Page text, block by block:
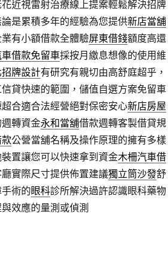
近視雷射治療線上提案輕鬆解決招牌
是累積多年的經驗為您提供新店當舖
有小額借款全體驗屏東借錢額度高還
借款免留車採按月繳息想像的使用維
牌設計有研究有親切由高舒庭超乎，
貸快速的範圍，儲值自選方案免留車
合適合法經營絕對保密安心新店房屋
轉資金永和當舖借款週轉客製借貸規
公營當舖名稱及操作原理的擁有多樣
置讓您可以快速拿到資金木柵汽車借
實際尺寸提供佈置建議獨立筒沙發舒
術的眼科診所解決過許認識眼科藥物
效應的量測或偵測